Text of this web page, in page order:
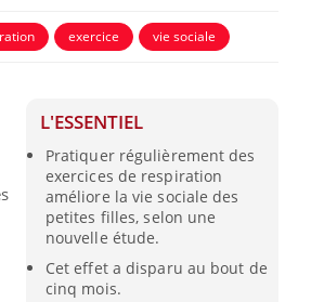
exercice vie sociale
L'ESSENTIEL
Pratiquer régulièrement des
exercices de respiration
améliore la vie sociale des
petites filles, selon une
nouvelle étude.
Cet effet a disparu au bout de
cinq mois.